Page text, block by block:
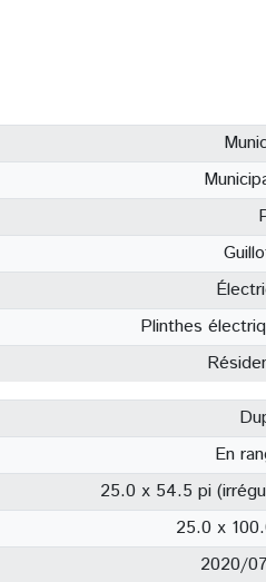
Plinthes
En
25.0 x 54.5 pi
25.0 x
2020/